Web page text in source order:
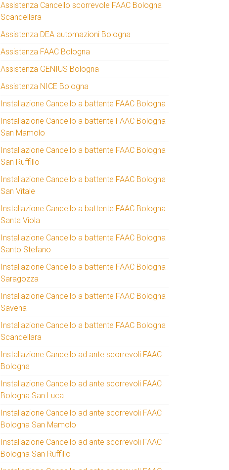
Assistenza Cancello scorrevole FAAC Bologna
Scandellara
Assistenza DEA automazioni Bologna
Assistenza FAAC Bologna
Assistenza GENIUS Bologna
Assistenza NICE Bologna
Installazione Cancello a battente FAAC Bologna
Installazione Cancello a battente FAAC Bologna
San Mamolo
Installazione Cancello a battente FAAC Bologna
San Ruffillo
Installazione Cancello a battente FAAC Bologna
San Vitale
Installazione Cancello a battente FAAC Bologna
Santa Viola
Installazione Cancello a battente FAAC Bologna
Santo Stefano
Installazione Cancello a battente FAAC Bologna
Saragozza
Installazione Cancello a battente FAAC Bologna
Savena
Installazione Cancello a battente FAAC Bologna
Scandellara
Installazione Cancello ad ante scorrevoli FAAC
Bologna
Installazione Cancello ad ante scorrevoli FAAC
Bologna San Luca
Installazione Cancello ad ante scorrevoli FAAC
Bologna San Mamolo
Installazione Cancello ad ante scorrevoli FAAC
Bologna San Ruffillo